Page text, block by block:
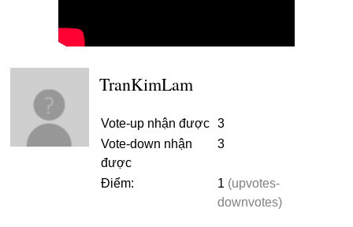
TranKimLam
Vote-up nhận được 3
Vote-down nhận
được
3
Điểm: 1 (upvotes-
downvotes)